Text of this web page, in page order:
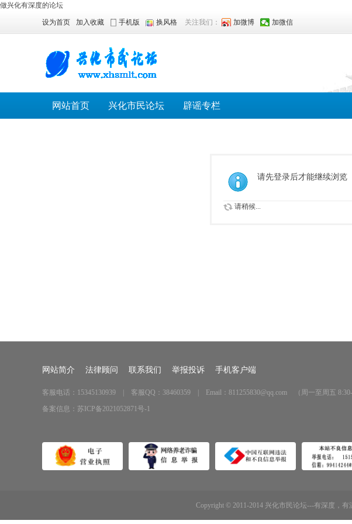
做兴化有深度的论坛
设为首页 加入收藏 手机版 换风格 关注我们： 加微博 加微信
网站首页 兴化市民论坛 辟谣专栏
请先登录后才能继续浏览
请稍候...
网站简介 法律顾问 联系我们 举报投诉 手机客户端
客服电话：15345130939 | 客服QQ：38460359 | Email：811255830@qq.com （周一至周五 8:30-
备案信息： 苏ICP备2021052871号-1
Copyright © 2011-2014 兴化市民论坛---有深度，有